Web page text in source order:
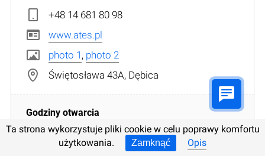
+48 14 681 80 98
www.ates.pl
photo 1 , photo 2
Świętosława 43A, Dębica
pon: 10:00 - 18:00
Ta strona wykorzystuje pliki cookie w celu poprawy komfortu
użytkowania.
Zamknąć Opis